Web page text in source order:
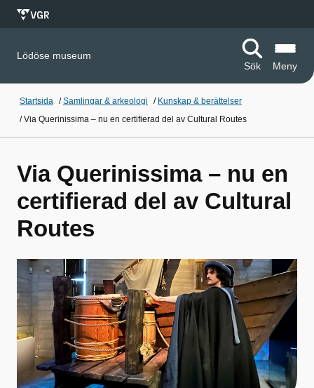
Lödöse museum
Sök
Meny
Startsida /Samlingar & arkeologi / Kunskap & berättelser
/Via Querinissima – nu en certifierad del av Cultural Routes
Via Querinissima – nu en
certifierad del av Cultural
Routes